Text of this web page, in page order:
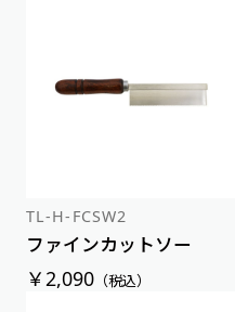
TL-H-FCSW2
ファインカットソー
￥2,090（税込）